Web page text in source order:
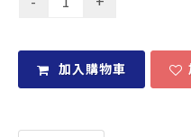
加入購物車